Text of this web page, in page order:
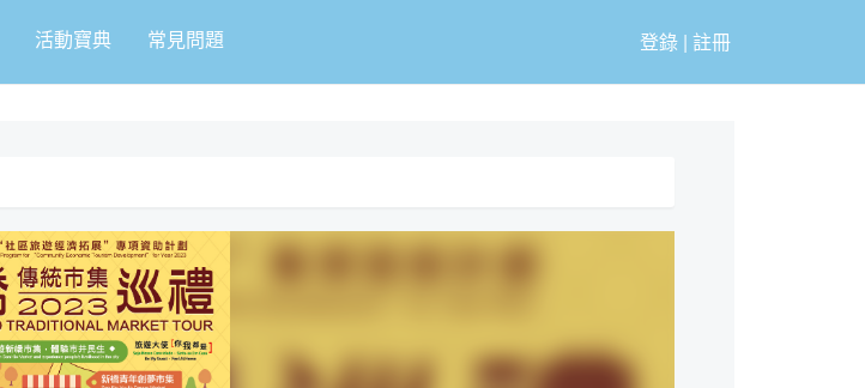
活動寶典 常見問題 登錄| 註冊